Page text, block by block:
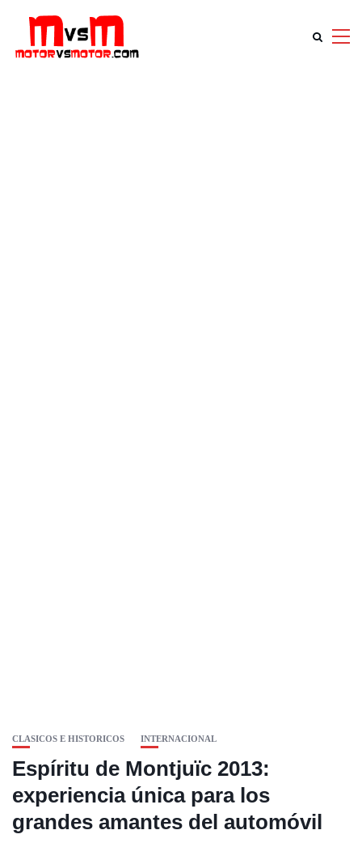
CLASICOS E HISTORICOS INTERNACIONAL
Espíritu de Montjuïc 2013:
experiencia única para los
grandes amantes del automóvil